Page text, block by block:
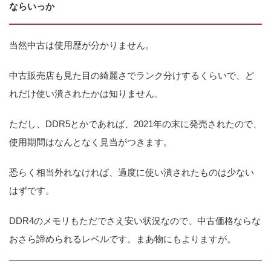
ならいっか
当然中古は使用歴が分かりません。
中古販売店も見た目の綺麗さでランク分けするくらいで、ど
れだけ使い潰されたかは知りません。
ただし、DDR5とかであれば、2021年の末に発売されたので、
使用期間はなんとなく見当がつきます。
恐らく相当外れなければ、過度に使い潰されたものは少ない
はずです。
DDR4のメモリもただでさえ安い状況なので、中古価格ならな
おさら諦められるレベルです。まあ物にもよりますが。